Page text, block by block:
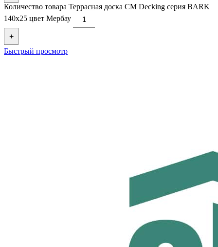
Количество товара Террасная доска CM Decking серия BARK
140х25 цвет Мербау
+
Быстрый просмотр